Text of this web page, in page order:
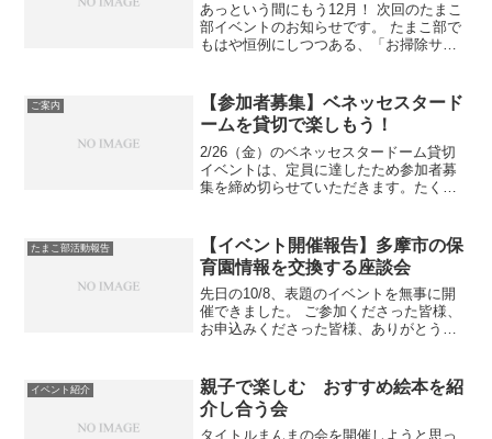
あっという間にもう12月！ 次回のたまこ
部イベントのお知らせです。 たまこ部で
もはや恒例にしつつある、「お掃除サン
たときのものです。 今回の詳細は、下記
の通り...
ご案内
【参加者募集】ベネッセスタード
ームを貸切で楽しもう！
2/26（金）のベネッセスタードーム貸切
イベントは、定員に達したため参加者募
集を締め切らせていただきます。たくさ
☆ 『ベネッセスタードームを貸切で楽し
もう〜乳幼児...
たまこ部活動報告
【イベント開催報告】多摩市の保
育園情報を交換する座談会
先日の10/8、表題のイベントを無事に開
催できました。 ご参加くださった皆様、
お申込みくださった皆様、ありがとうご
園等の申請期間前、毎年同じ時期に開催
していて、有難...
イベント紹介
親子で楽しむ おすすめ絵本を紹
介し合う会
タイトルまんまの会を開催しようと思っ